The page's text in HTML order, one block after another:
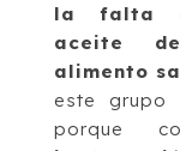
la falta
aceite
alimento
este grupo
porque